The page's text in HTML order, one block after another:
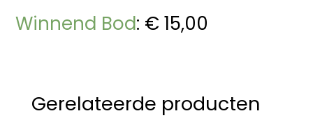
Winnend Bod: € 15,00
Gerelateerde producten